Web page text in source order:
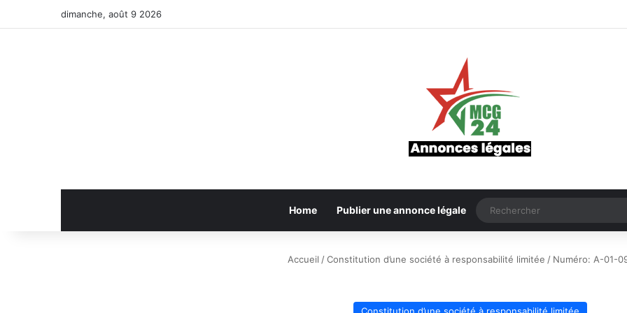
dimanche, août 9 2026
Home Publier une annonce légale
Accueil /Constitution d’une société à responsabilité limitée / Numéro: A-01-